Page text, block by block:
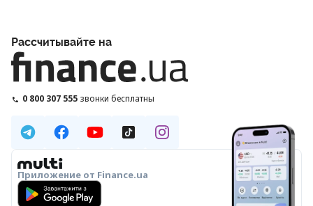
Рассчитывайте на
0 800 307 555 звонки бесплатны
Приложение от Finance.ua